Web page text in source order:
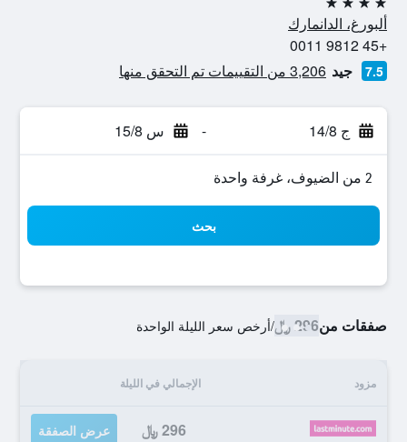
4 نجوم
ألبورغ، الدانمارك
+45 9812 0011
7.5 جيد 3,206 من التقييمات تم التحقق منها
ج 14/8 - س 15/8
2 من الضيوف، غرفة واحدة
بحث
صفقات من296 ﷼ /أرخص سعر الليلة الواحدة
مزود الإجمالي في الليلة
296 ﷼ عرض الصفقة